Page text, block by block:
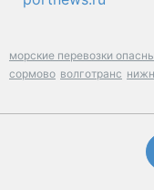
морские перевозки
сормово волготранс